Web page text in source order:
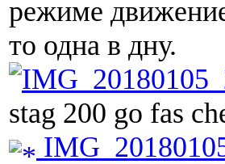
режиме
то одна в дну.
stag 200 go fas